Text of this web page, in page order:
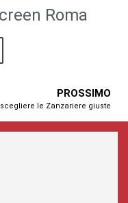
Roma
PROSSIMO
le Zanzariere giuste